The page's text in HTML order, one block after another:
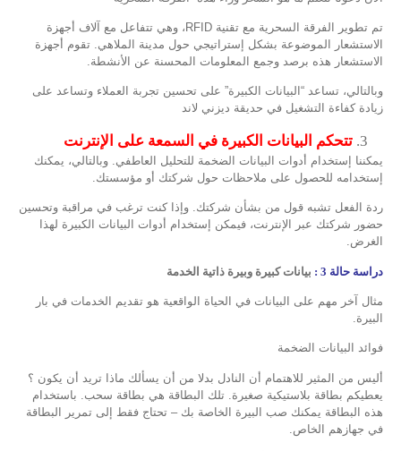
تم تطوير الفرقة السحرية مع تقنية RFID، وهي تتفاعل مع آلاف أجهزة
الاستشعار الموضوعة بشكل إستراتيجي حول مدينة الملاهي. تقوم أجهزة
الاستشعار هذه برصد وجمع المعلومات المحسنة عن الأنشطة.
وبالتالي، تساعد “البيانات الكبيرة” على تحسين تجربة العملاء وتساعد على
زيادة كفاءة التشغيل في حديقة ديزني لاند
تتحكم البيانات الكبيرة في السمعة على الإنترنت
يمكننا إستخدام أدوات البيانات الضخمة للتحليل العاطفي. وبالتالي، يمكنك
إستخدامه للحصول على ملاحظات حول شركتك أو مؤسستك.
ردة الفعل تشبه قول من بشأن شركتك. وإذا كنت ترغب في مراقبة وتحسين
حضور شركتك عبر الإنترنت، فيمكن إستخدام أدوات البيانات الكبيرة لهذا
الغرض.
دراسة حالة 3 : بيانات كبيرة وبيرة ذاتية الخدمة
مثال آخر مهم على البيانات في الحياة الواقعية هو تقديم الخدمات في بار
البيرة.
فوائد البيانات الضخمة
أليس من المثير للاهتمام أن النادل بدلا من أن يسألك ماذا تريد أن يكون ؟
يعطيكم بطاقة بلاستيكية صغيرة. تلك البطاقة هي بطاقة سحب. باستخدام
هذه البطاقة يمكنك صب البيرة الخاصة بك – تحتاج فقط إلى تمرير البطاقة
في جهازهم الخاص.